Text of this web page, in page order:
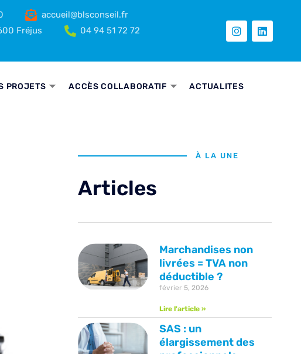
accueil@blsconseil.fr
Fréjus
04 94 51 72 72
PROJETS ACCÈS COLLABORATIF
ACTUALITES
À LA UNE
Articles
Marchandises non
livrées = TVA non
déductible ?
février 5, 2026
Lire l'article »
SAS : un
élargissement des